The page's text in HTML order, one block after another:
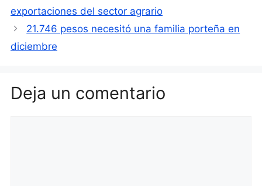
exportaciones del sector agrario
21.746 pesos necesitó una familia porteña en
diciembre
Deja un comentario